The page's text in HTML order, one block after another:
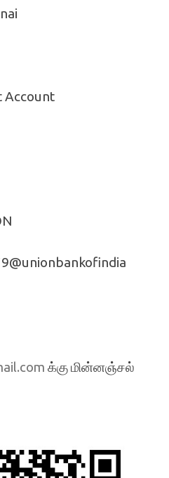
Account
க்கு மின்னஞ்சல்